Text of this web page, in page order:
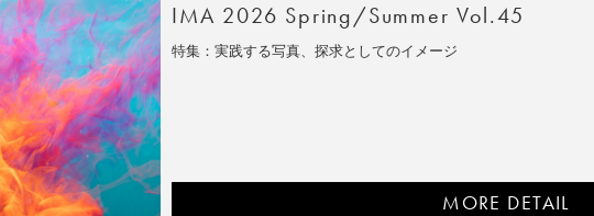
IMA 2026 Spring/Summer Vol.45
特集：実践する写真、探求としてのイメージ
MORE DETAIL